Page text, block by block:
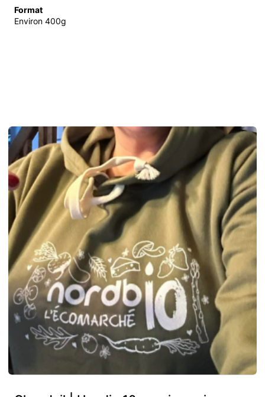
Format
Environ 400g